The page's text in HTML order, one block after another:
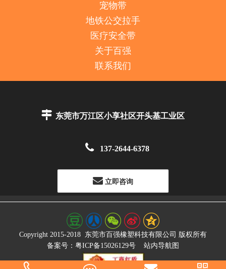
宠物带
地铁公交拉手
医疗安全带
关于百强
联系我们
 东莞市万江区小享社区开头基工业区
 137-2644-6378
立即咨询
Copyright 2015-2018 东莞市百强橡塑科技有限公司 版权所有
备案号：粤ICP备15026129号
站内导航图